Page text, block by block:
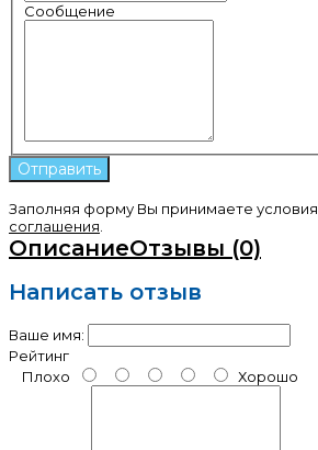
Сообщение
Заполняя форму Вы принимаете условия
соглашения
ОписаниеОтзывы (0)
Написать отзыв
Ваше имя:
Рейтинг
Плохо
Хорошо